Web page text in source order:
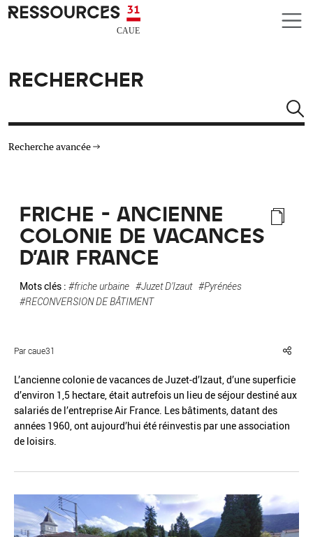
Aller au contenu principal
CAUE RESSOURCES 31
RECHERCHER
Recherche avancée
TYPE DE RESSOURCES
MATÉRIAUX
AUTRES CRITÈRES
Réinitialiser Fermer la recherche avancée
FRICHE - ANCIENNE
COLONIE DE VACANCES
D'AIR FRANCE
Mots clés : #friche urbaine #Juzet D'Izaut #Pyrénées
#RECONVERSION DE BÂTIMENT
Par caue31
L’ancienne colonie de vacances de Juzet-d’Izaut, d’une superficie
d’environ 1,5 hectare, était autrefois un lieu de séjour destiné aux
salariés de l’entreprise Air France. Les bâtiments, datant des
années 1960, ont aujourd’hui été réinvestis par une association
de loisirs.